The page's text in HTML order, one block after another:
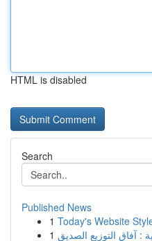
HTML is disabled
Search
Published News
1 Today's Website
1